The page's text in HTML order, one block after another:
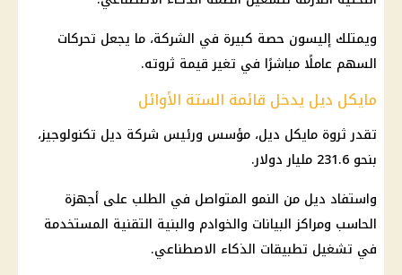
ويمتلك إليسون حصة كبيرة في الشركة، ما يجعل تحركات
السهم عاملًا مباشرًا في تغير قيمة ثروته.
مايكل ديل يدخل قائمة الستة الأوائل
تقدر ثروة مايكل ديل، مؤسس ورئيس شركة ديل تكنولوجيز،
بنحو 231.6 مليار دولار.
واستفاد ديل من النمو المتواصل في الطلب على أجهزة
الحاسب ومراكز البيانات والخوادم والبنية التقنية المستخدمة
في تشغيل تطبيقات الذكاء الاصطناعي.